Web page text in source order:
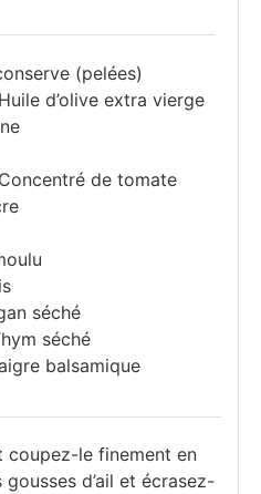
(pelées)
Huile d’olive extra vierge
Concentré de tomate
séché
séché
balsamique
coupez-le finement en
d’ail et écrasez-